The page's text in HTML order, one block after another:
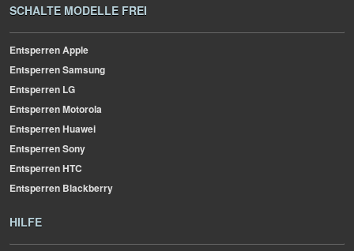
SCHALTE MODELLE FREI
Entsperren Apple
Entsperren Samsung
Entsperren LG
Entsperren Motorola
Entsperren Huawei
Entsperren Sony
Entsperren HTC
Entsperren Blackberry
HILFE